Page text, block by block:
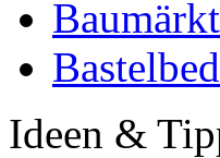
Ideen &